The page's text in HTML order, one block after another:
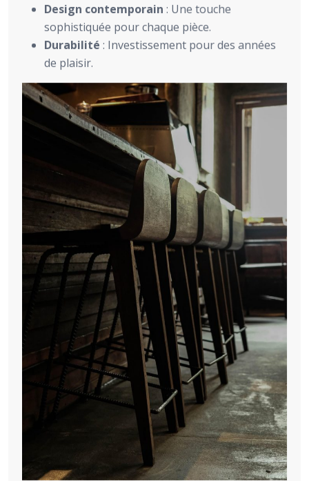
Design contemporain : Une touche
sophistiquée pour chaque pièce.
Durabilité : Investissement pour des années
de plaisir.